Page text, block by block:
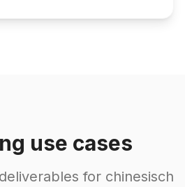
use cases
for chinesisch